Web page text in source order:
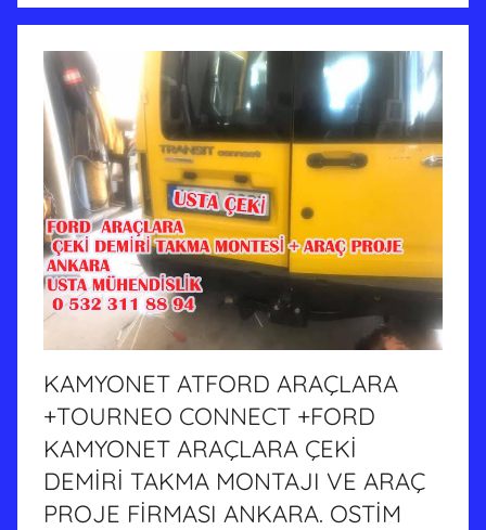
KAMYONET ATFORD ARAÇLARA
+TOURNEO CONNECT +FORD
KAMYONET ARAÇLARA ÇEKİ
DEMİRİ TAKMA MONTAJI VE ARAÇ
PROJE FİRMASI ANKARA. OSTİM